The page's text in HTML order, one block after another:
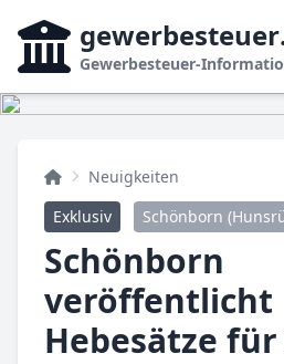
gewerbesteuer
Gewerbesteuer-
Neuigkeiten
Exklusiv
Schönborn
Schönborn
veröffentlicht
Hebesätze für